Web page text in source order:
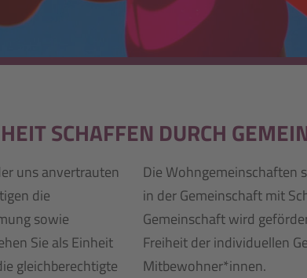
SCHAFFEN DURCH
uns anvertrauten
die
sowie
Sie als Einheit
gleichberechtigte
Die Wohngemeinschaften
in der Gemeinschaft mit
Gemeinschaft wird
Freiheit der individuellen
Mitbewohner*innen.